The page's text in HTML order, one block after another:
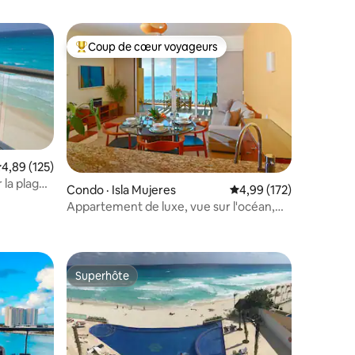
moyenne de 4,89 sur 5, 125 commentaires
4,89 (125)
la plage
Coup de cœur voyageurs parmi les plus aimés
Coup de cœur voyageurs
Condo · Isla Mujeres Note moyenne de
4,99 (172)
Appartement de luxe, vue sur l'océan,
Superhôte
Superhôte